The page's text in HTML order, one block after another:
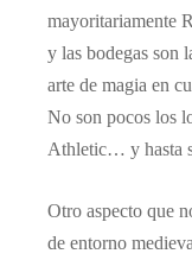
mayoritariamente
y las bodegas son
arte de magia en
No son pocos los
Athletic… y hasta
Otro aspecto que
de entorno